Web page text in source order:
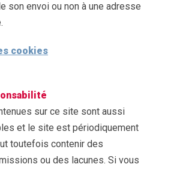
son envoi ou non à une adresse
cookies
sur ce site sont aussi
et le site est périodiquement
toutefois contenir des
ou des lacunes. Si vous